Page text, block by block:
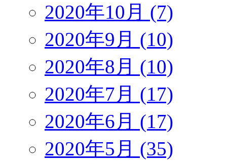
2020年10月 (7)
2020年9月 (10)
2020年8月 (10)
2020年7月 (17)
2020年6月 (17)
2020年5月 (35)